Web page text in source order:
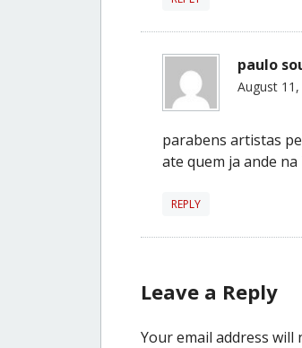
paulo
August
parabens artistas
ate quem ja ande
REPLY
Leave a Reply
Your email address will